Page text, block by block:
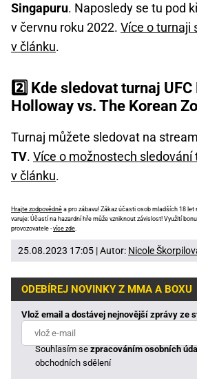
Singapuru. Naposledy se tu pod
v červnu roku 2022. Více o turnaji
v článku.
2️⃣ Kde sledovat turnaj
Holloway vs. The Korean
Turnaj můžete sledovat na
TV. Více o možnostech sledování
v článku.
Hrajte zodpovědně a pro zábavu! Zákaz účasti osob mladších 18
varuje: Účastí na hazardní hře může vzniknout závislost! Využití
provozovatele -více zde.
25.08.2023 17:05 | Autor: Nicole
ODEBÍREJ NOVINKY Z MMA A BOXU
Vlož email a dostávej nejnovější zprávy ze
Souhlasím sezpracováním osobních
obchodních sdělení